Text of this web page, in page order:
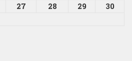
27 28 29
30